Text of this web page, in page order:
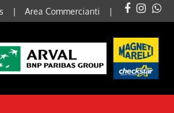
Area Commercianti